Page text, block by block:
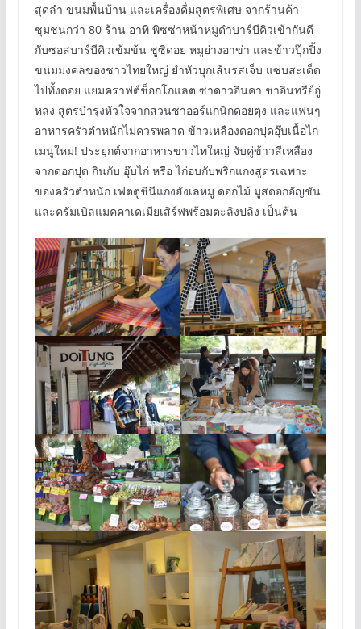
สุดลำ ขนมพื้นบ้าน และเครื่องดื่มสูตรพิเศษ จากร้านค้า
ชุมชนกว่า 80 ร้าน อาทิ พิซซ่าหน้าหมูดำบาร์บีคิวเข้ากันดี
กับซอสบาร์บีคิวเข้มข้น ชูซิดอย หมูย่างอาข่า และข้าวปุ๊กปิ้ง
ขนมมงคลของชาวไทยใหญ่ ยำหัวบุกเส้นรสเจ็บ แซ่บสะเด็ด
ไปทั้งดอย แยมคราฟต์ช็อกโกแลต ซาดาวอินคา ชาอินทรีย์อู่
หลง สูตรบำรุงหัวใจจากสวนชาออร์แกนิกดอยตุง และแฟนๆ
อาหารครัวตำหนักไม่ควรพลาด ข้าวเหลืองดอกปุดอุ๊บเนื้อไก่
เมนูใหม่! ประยุกต์จากอาหารขาวไทใหญ่ จับคู่ข้าวสีเหลือง
จากดอกปุด กินกับ อุ๊บไก่ หรือ ไก่อบกับพริกแกงสูตรเฉพาะ
ของครัวตำหนัก เฟตตูชินีแกงฮังเลหมู ดอกไม้ มูสดอกอัญชัน
และครัมเบิลแมคคาเดเมียเสิร์ฟพร้อมตะลิงปลิง เป็นต้น